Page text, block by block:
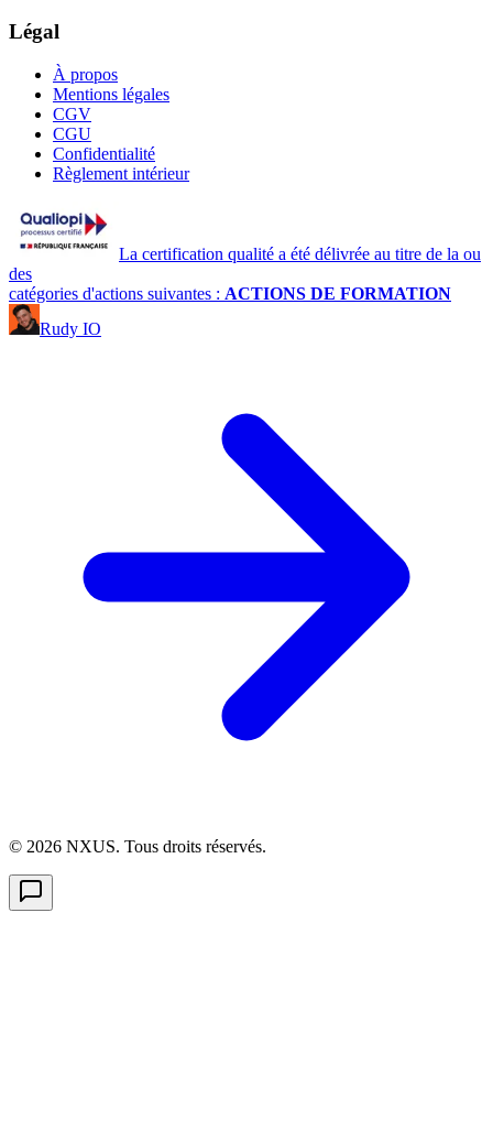
Légal
À propos
Mentions légales
CGV
CGU
Confidentialité
Règlement intérieur
La certification qualité a été délivrée au titre de la ou
des
catégories d'actions suivantes : ACTIONS DE FORMATION
Rudy IO
© 2026 NXUS. Tous droits réservés.